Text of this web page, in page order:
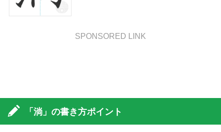
SPONSORED LINK
「淌」の書き方ポイント